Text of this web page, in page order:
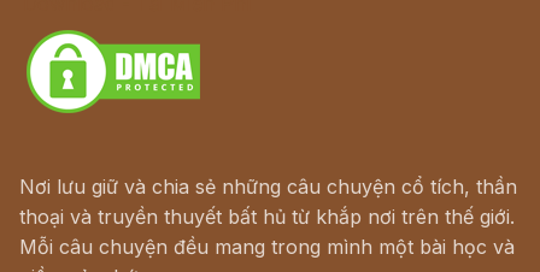
Nơi lưu giữ và chia sẻ những câu chuyện cổ tích, thần
thoại và truyền thuyết bất hủ từ khắp nơi trên thế giới.
Mỗi câu chuyện đều mang trong mình một bài học và